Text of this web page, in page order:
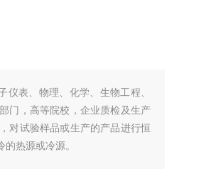
仪表、物理、化学、生物工程、
门，高等院校，企业质检及生产
对试验样品或生产的产品进行恒
热源或冷源。